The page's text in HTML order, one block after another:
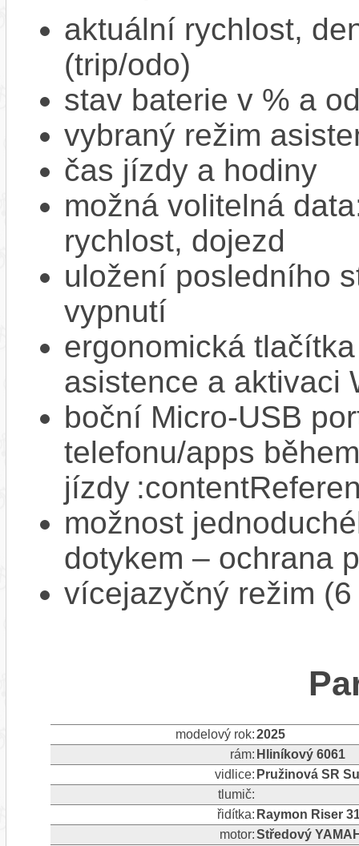
aktuální rychlost,
(trip/odo)
stav baterie v % a
vybraný režim
čas jízdy a hodiny
možná volitelná
rychlost, dojezd
uložení posledního
vypnutí
ergonomická
asistence a aktivaci
boční Micro‑USB
telefonu/apps během
jízdy
možnost
dotykem – ochrana
vícejazyčný režim
modelový rok:2025
rám: Hliníkový 6061
vidlice: Pružinová SR
tlumič:
řidítka: Raymon Riser
motor:Středový